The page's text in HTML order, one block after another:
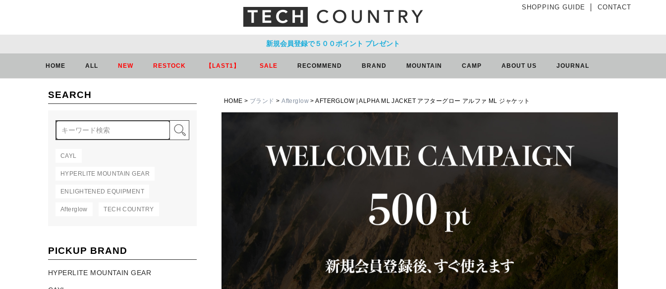
SHOPPING GUIDE CONTACT
新規会員登録で５００ポイント プレゼント
HOME ALL NEW RESTOCK 【LAST1】 SALE RECOMMEND BRAND MOUNTAIN CAMP ABOUT US JOURNAL
SEARCH
CAYL
HYPERLITE MOUNTAIN GEAR
ENLIGHTENED EQUIPMENT
Afterglow TECH COUNTRY
PICKUP BRAND
HYPERLITE MOUNTAIN GEAR
HOME ブランド Afterglow AFTERGLOW | ALPHA ML JACKET アフターグロー アルファ ML ジャケット